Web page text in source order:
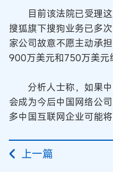
目前该法院已受理这
搜狐旗下搜狗业务已多
家公司故意不愿主动承
900万美元和750万美元
分析人士称，如果中
会成为今后中国网络公
多中国互联网企业可能
上一篇